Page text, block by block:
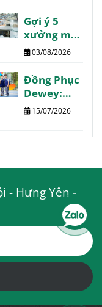
review
Gợi ý 5
xưởng may
Phú Thọ
giá tốt giao
nhanh
03/08/2026
Đồng Phục
Dewey:
Trường
The Dewey
15/07/2026
- Hưng Yên -